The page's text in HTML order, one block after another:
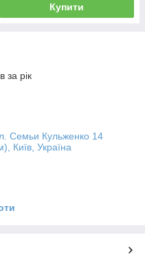
Купити
за рік
Семьи Кульженко 14
Київ, Україна